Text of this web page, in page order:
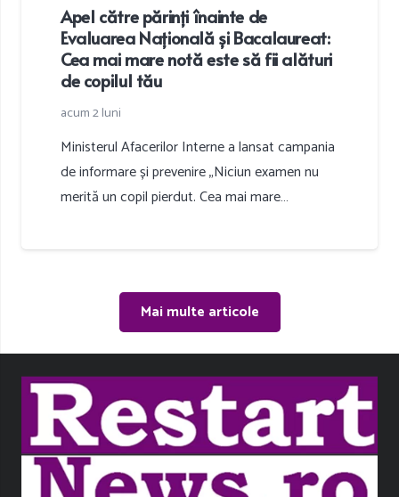
Apel către părinți înainte de
Evaluarea Națională și Bacalaureat:
Cea mai mare notă este să fii alături
de copilul tău
acum 2 luni
Ministerul Afacerilor Interne a lansat campania
de informare și prevenire „Niciun examen nu
merită un copil pierdut. Cea mai mare…
Mai multe articole